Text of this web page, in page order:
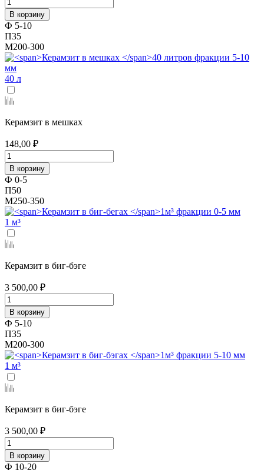
В корзину
Ф 5-10
П35
М200-300
40 л
Керамзит в мешках
148,00 ₽
В корзину
Ф 0-5
П50
М250-350
1 м³
Керамзит в биг-бэге
3 500,00 ₽
В корзину
Ф 5-10
П35
М200-300
1 м³
Керамзит в биг-бэге
3 500,00 ₽
В корзину
Ф 10-20